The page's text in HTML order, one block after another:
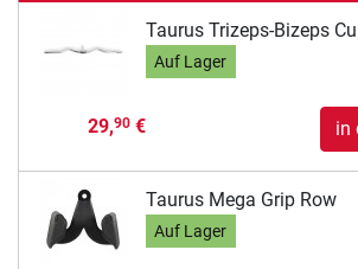
Taurus Trizeps-Bizeps
Auf Lager
29,90€ in
Taurus Mega Grip Row
Auf Lager